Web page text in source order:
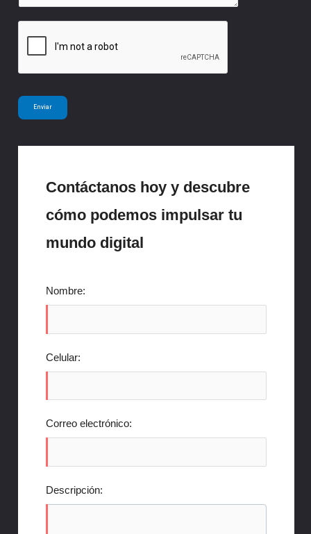
m
a
a
j
Enviar
Contáctanos hoy y descubre
cómo podemos impulsar tu
mundo digital
Nombre:
Celular:
Correo electrónico:
Descripción: